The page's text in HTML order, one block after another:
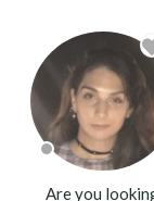
Are you